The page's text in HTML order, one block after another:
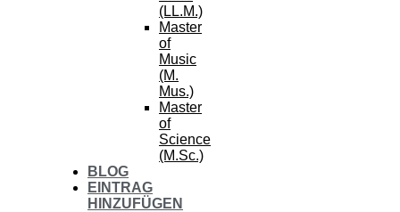
(LL.M.)
Master
of
Music
(M.
Mus.)
Master
of
Science
(M.Sc.)
BLOG
EINTRAG
HINZUFÜGEN